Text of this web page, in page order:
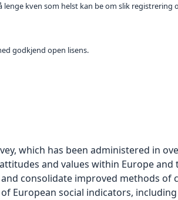
kven som helst kan be om slik registrering
godkjend open lisens.
which has been administered in
and values within Europe and
consolidate improved methods of
European social indicators,